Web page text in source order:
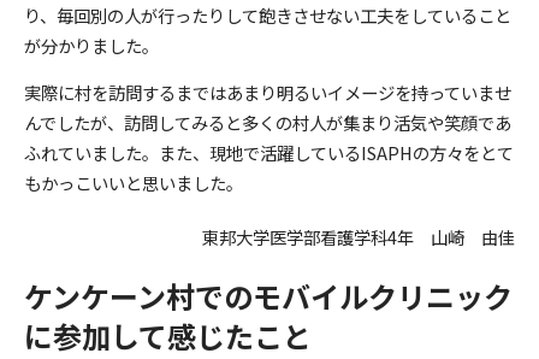
り、毎回別の人が行ったりして飽きさせない工夫をしていること
が分かりました。
実際に村を訪問するまではあまり明るいイメージを持っていませ
んでしたが、訪問してみると多くの村人が集まり活気や笑顔であ
ふれていました。また、現地で活躍しているISAPHの方々をとて
もかっこいいと思いました。
東邦大学医学部看護学科4年 山崎 由佳
ケンケーン村でのモバイルクリニック
に参加して感じたこと